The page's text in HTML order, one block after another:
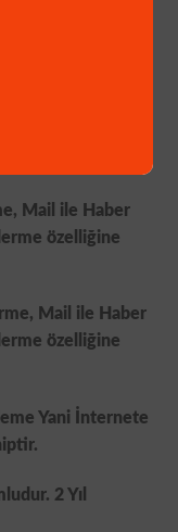
ile Haber
Özelliğine
Olarak Kayıt
Mail ile Haber
özelliğine
Mail ile Haber
özelliğine
Yani İnternete
2 Yıl